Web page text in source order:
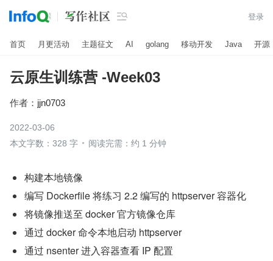
 登录
首页 月更活动 主题征文 AI golang 移动开发 Java 开源
云原生训练营 -Week03
作者： jjn0703
2022-03-06
本文字数：328 字
阅读完需：约 1 分钟
构建本地镜像
编写 Dockerfile 将练习 2.2 编写的 httpserver 容器化
将镜像推送至 docker 官方镜像仓库
通过 docker 命令本地启动 httpserver
通过 nsenter 进入容器查看 IP 配置